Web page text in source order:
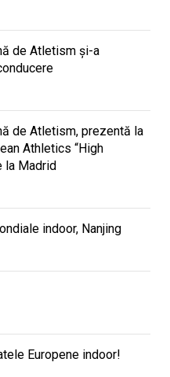
de Atletism și-a
de Atletism, prezentă la
Athletics “High
la Madrid
indoor, Nanjing
Europene indoor!